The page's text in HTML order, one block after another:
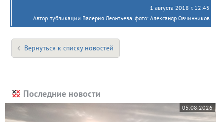
1 августа 2018 г. 12:45
Автор публикации Валерия Леонтьева, фото: Александр Овчинников
Вернуться к списку новостей
Последние новости
05.08.2026